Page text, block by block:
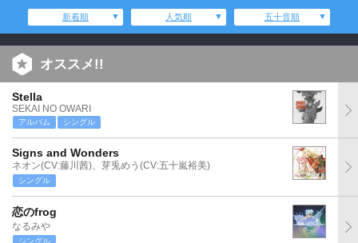
新着順 人気順 五十音順
オススメ!!
Stella
SEKAI NO OWARI
アルバム シングル
Signs and Wonders
ネオン(CV:藤川茜)、芽兎めう(CV:五十嵐裕美)
シングル
恋のfrog
なるみや
シングル